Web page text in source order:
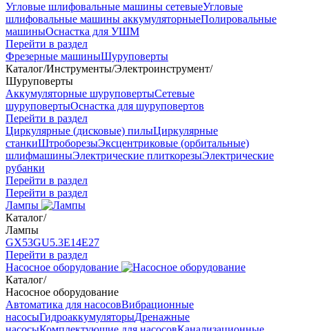
Угловые шлифовальные машины сетевыеУгловые
шлифовальные машины аккумуляторныеПолировальные
машиныОснастка для УШМ
Перейти в раздел
Фрезерные машиныШуруповерты
Каталог/Инструменты/Электроинструмент/
Шуруповерты
Аккумуляторные шуруповертыСетевые
шуруповертыОснастка для шуруповертов
Перейти в раздел
Циркулярные (дисковые) пилыЦиркулярные
станкиШтроборезыЭксцентриковые (орбитальные)
шлифмашиныЭлектрические плиткорезыЭлектрические
рубанки
Перейти в раздел
Перейти в раздел
Лампы
Каталог/
Лампы
GX53GU5.3Е14Е27
Перейти в раздел
Насосное оборудование
Каталог/
Насосное оборудование
Автоматика для насосовВибрационные
насосыГидроаккумуляторыДренажные